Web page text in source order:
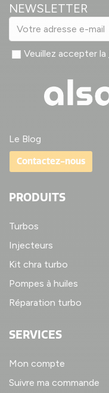
NEWSLETTER
Veuillez accepter la
Le Blog
Contactez-nous
PRODUITS
Turbos
Injecteurs
Kit chra turbo
Pompes à huiles
Réparation turbo
SERVICES
Mon compte
Suivre ma commande